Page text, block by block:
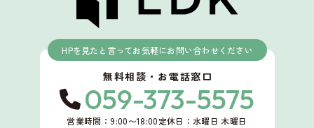
HPを見たと言ってお気軽にお問い合わせください
無料相談・お電話窓口
059-373-5575
営業時間：9:00〜18:00定休日：水曜日 木曜日